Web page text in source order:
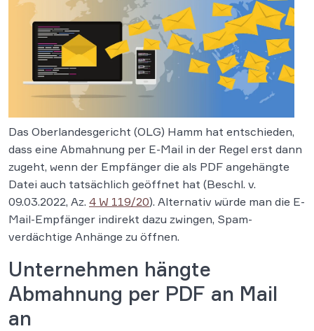
Das Oberlandesgericht (OLG) Hamm hat entschieden,
dass eine Abmahnung per E-Mail in der Regel erst dann
zugeht, wenn der Empfänger die als PDF angehängte
Datei auch tatsächlich geöffnet hat (Beschl. v.
09.03.2022, Az. 4 W 119/20). Alternativ würde man die E-
Mail-Empfänger indirekt dazu zwingen, Spam-
verdächtige Anhänge zu öffnen.
Unternehmen hängte
Abmahnung per PDF an Mail
an